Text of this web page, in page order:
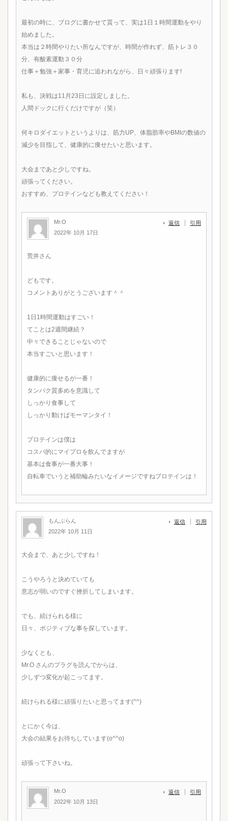
最初の時に、ブログに書かせて貰って、実は1日１時間運動をやり
始めました。
本当は２時間やりたい所なんですが、時間が作れず、筋トレ３０
分、有酸素運動３０分
仕事＋勉強＋家事・育児に追われながら、日々頑張ります!
私も、決戦は11月23日に設定しました。
人間ドックに行くだけですが（笑）
何キロダイエットというよりは、筋力UP、体脂肪率やBMIの数値の
減少を目指して、健康的に痩せたいと思います。
大会まであと少しですね。
頑張ってください。
おすすめ、プロテインなども教えてください！
Mr.O
2022年 10月 17日
返信 引用
荒井さん
どもです。
コメントありがとうございます＾＾
1日1時間運動はすごい！
てことは2週間継続？
中々できることじゃないので
本当すごいと思います！
健康的に痩せるが一番！
タンパク質多めを意識して
しっかり食事して
しっかり動けばモーマンタイ！
プロテインは僕は
コスパ的にマイプロを飲んでますが
基本は食事が一番大事！
自転車でいうと補助輪みたいなイメージですねプロテインは！
もんぶらん
2022年 10月 11日
返信 引用
大会まで、あと少しですね！
こうやろうと決めていても
意志が弱いのですぐ挫折してしまいます。
でも、続けられる様に
日々、ポジティブな事を探しています。
少なくとも、
Mr.O さんのプラグを読んでからは、
少しずつ変化が起こってます。
続けられる様に頑張りたいと思ってます(^^)
とにかく今は、
大会の結果をお待ちしています(o^^o)
頑張って下さいね。
Mr.O
2022年 10月 13日
返信 引用